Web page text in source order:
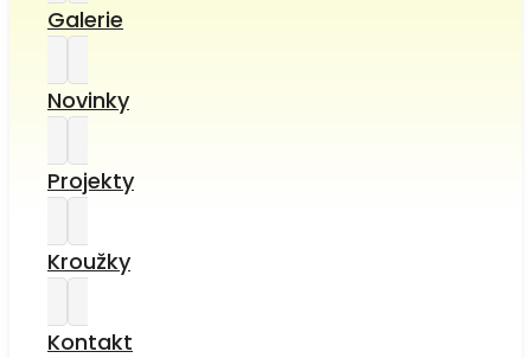
Galerie
Novinky
Projekty
Kroužky
Kontakt